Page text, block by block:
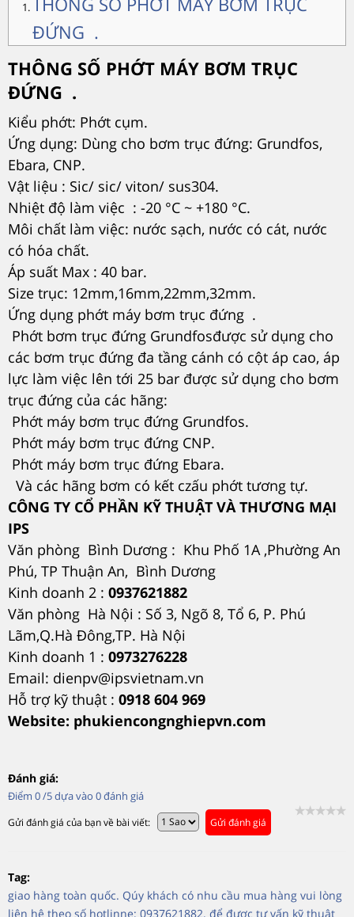
ĐỨNG .
THÔNG SỐ PHỚT MÁY BƠM TRỤC
ĐỨNG .
Kiểu phớt: Phớt cụm.
Ứng dụng: Dùng cho bơm trục đứng: Grundfos,
Ebara, CNP.
Vật liệu : Sic/ sic/ viton/ sus304.
Nhiệt độ làm việc : -20 °C ~ +180 °C.
Môi chất làm việc: nước sạch, nước có cát, nước
có hóa chất.
Áp suất Max : 40 bar.
Size trục: 12mm,16mm,22mm,32mm.
Ứng dụng phớt máy bơm trục đứng .
Phớt bơm trục đứng Grundfosđược sử dụng cho
các bơm trục đứng đa tầng cánh có cột áp cao, áp
lực làm việc lên tới 25 bar được sử dụng cho bơm
trục đứng của các hãng:
Phớt máy bơm trục đứng Grundfos.
Phớt máy bơm trục đứng CNP.
Phớt máy bơm trục đứng Ebara.
Và các hãng bơm có kết czấu phớt tương tự.
CÔNG TY CỔ PHẦN KỸ THUẬT VÀ THƯƠNG MẠI
IPS
Văn phòng Bình Dương : Khu Phố 1A ,Phường An
Phú, TP Thuận An, Bình Dương
Kinh doanh 2 : 0937621882
Văn phòng Hà Nội : Số 3, Ngõ 8, Tổ 6, P. Phú
Lãm,Q.Hà Đông,TP. Hà Nội
Kinh doanh 1 : 0973276228
Email: dienpv@ipsvietnam.vn
Hỗ trợ kỹ thuật : 0918 604 969
Website: phukiencongnghiepvn.com
Đánh giá:
Điểm 0/5 dựa vào 0đánh giá
Gửi đánh giá của bạn về bài viết: Gửi đánh giá
Tag:
giao hàng toàn quốc. Qúy khách có nhu cầu mua hàng vui lòng
liên hệ theo số hotlinne: 0937621882. để được tư vấn kỹ thuật